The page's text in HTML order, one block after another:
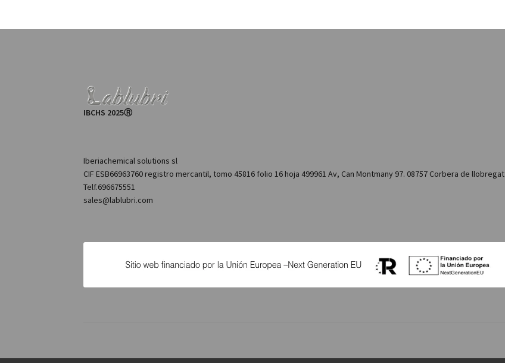
IBCHS 2025Ⓡ
Iberiachemical solutions sl
CIF ESB66963760 registro mercantil, tomo 45816 folio 16 hoja 499961 Av, Can Montmany 97. 08757 Corbera de llobregat
Telf.696675551
sales@lablubri.com